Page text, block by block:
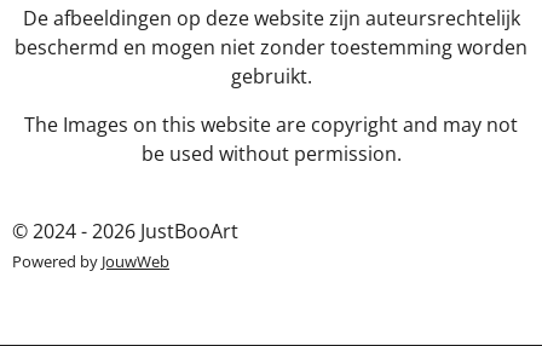
De afbeeldingen op deze website zijn auteursrechtelijk
beschermd en mogen niet zonder toestemming worden
gebruikt.
The Images on this website are copyright and may not
be used without permission.
© 2024 - 2026 JustBooArt
Powered by JouwWeb